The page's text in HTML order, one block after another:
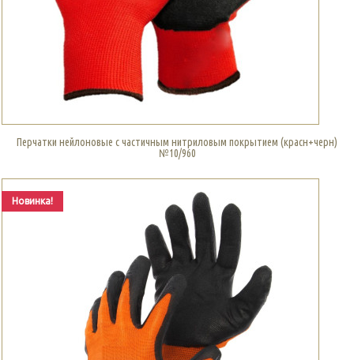
Перчатки нейлоновые с частичным нитриловым покрытием (красн+черн)
№10/960
Новинка!